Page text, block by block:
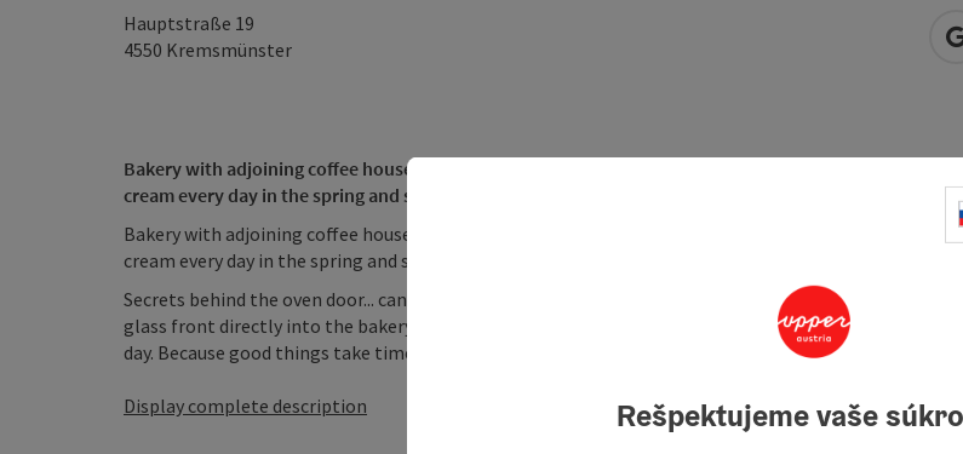
Hauptstraße 19
4550 Kremsmünster
Bakery with adjoining coffee house in the old Viennese tradition and in-house patisserie. Freshly made
cream every day in the spring and summer months.
Bakery with adjoining coffee house in the old Viennese tradition and in-house confectionery. Freshly
cream every day in the spring and summer months.
Secrets behind the oven door... can be discovered at any time at the Schlair bakery. Take a look through
glass front directly into the bakery. Day after day, fresh bread is baked and the dough is prepared for
day. Because good things take time and the ...
Display complete description Rešpektujeme vaše